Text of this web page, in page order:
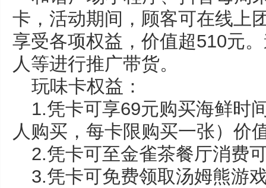
卡，活动期间，顾客可在线上
享受各项权益，价值超510元
人等进行推广带货。
玩味卡权益：
1.凭卡可享69元购买海鲜时
人购买，每卡限购买一张）价
2.凭卡可至金雀茶餐厅消费
3.凭卡可免费领取汤姆熊游